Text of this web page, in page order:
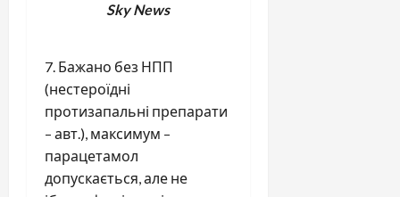
Sky News
7. Бажано без НПП
(нестероїдні
протизапальні препарати
– авт.), максимум –
парацетамол
допускається, але не